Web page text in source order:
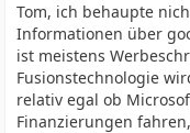
Tom, ich behaupte
Informationen über
ist meistens
Fusionstechnologie
relativ egal ob
Finanzierungen